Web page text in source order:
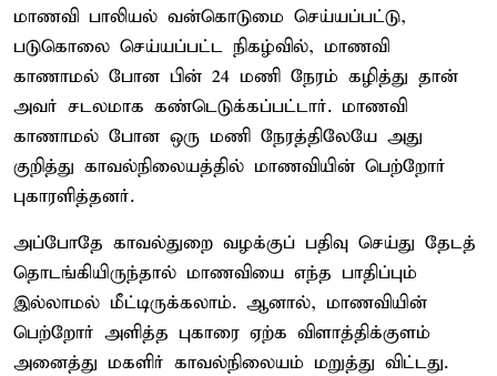
மாணவி பாலியல் வன்கொடுமை செய்யப்பட்டு,
படுகொலை செய்யப்பட்ட நிகழ்வில், மாணவி
காணாமல் போன பின் 24 மணி நேரம் கழித்து தான்
அவர் சடலமாக கண்டெடுக்கப்பட்டார். மாணவி
காணாமல் போன ஒரு மணி நேரத்திலேயே அது
குறித்து காவல்நிலையத்தில் மாணவியின் பெற்றோர்
புகாரளித்தனர்.
அப்போதே காவல்துறை வழக்குப் பதிவு செய்து தேடத்
தொடங்கியிருந்தால் மாணவியை எந்த பாதிப்பும்
இல்லாமல் மீட்டிருக்கலாம். ஆனால், மாணவியின்
பெற்றோர் அளித்த புகாரை ஏற்க விளாத்திக்குளம்
அனைத்து மகளிர் காவல்நிலையம் மறுத்து விட்டது.